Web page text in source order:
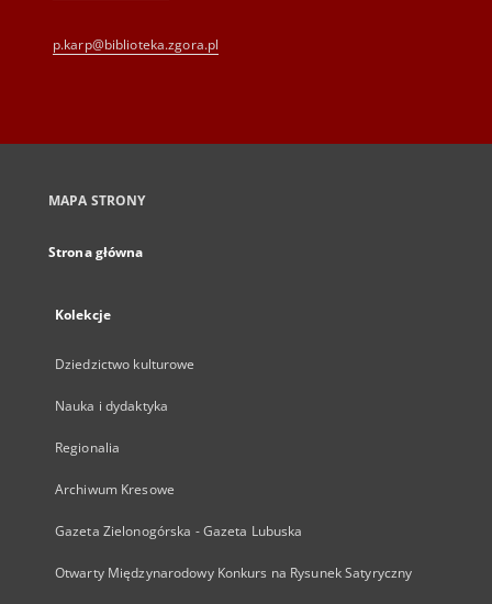
p.karp@biblioteka.zgora.pl
MAPA STRONY
Strona główna
Kolekcje
Dziedzictwo kulturowe
Nauka i dydaktyka
Regionalia
Archiwum Kresowe
Gazeta Zielonogórska - Gazeta Lubuska
Otwarty Międzynarodowy Konkurs na Rysunek Satyryczny